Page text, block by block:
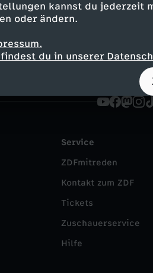
kannst du jederzeit
oder ändern.
du in unserer
informativ
Service
ZDFmitreden
Kontakt zum ZDF
Tickets
Zuschauerservice
Hilfe